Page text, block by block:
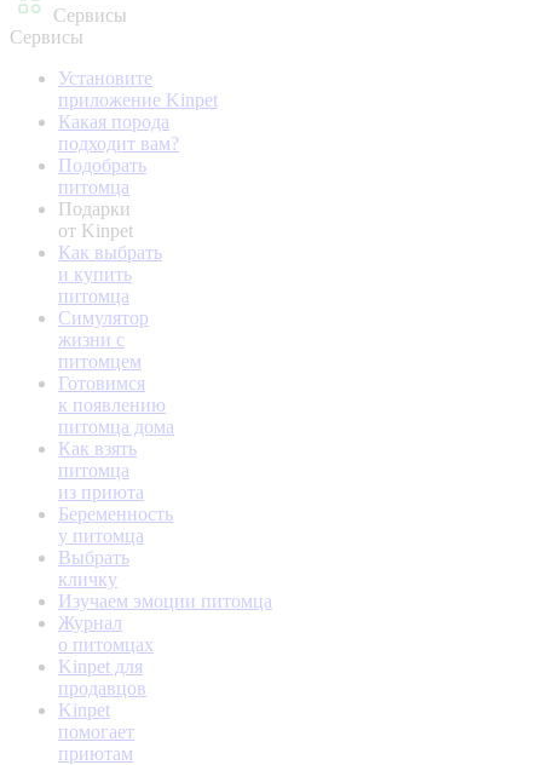
Сервисы
Сервисы
Установите
приложение Kinpet
Какая порода
подходит вам?
Подобрать
питомца
Подарки
от Kinpet
Как выбрать
и купить
питомца
Симулятор
жизни с
питомцем
Готовимся
к появлению
питомца дома
Как взять
питомца
из приюта
Беременность
у питомца
Выбрать
кличку
Изучаем эмоции питомца
Журнал
о питомцах
Kinpet для
продавцов
Kinpet
помогает
приютам